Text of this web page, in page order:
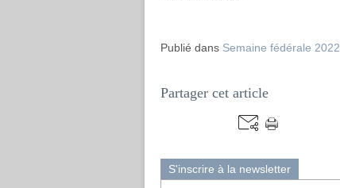
Publié dans Semaine fédérale 2022
Partager cet article
S'inscrire à la newsletter